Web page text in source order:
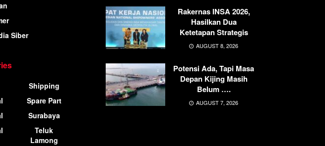
Siber
Shipping
Spare Part
Surabaya
Teluk
Lamong
Rakernas INSA 2026,
Hasilkan Dua
Ketetapan Strategis
AUGUST 8, 2026
Potensi Ada, Tapi Masa
Depan Kijing Masih
Belum ….
AUGUST 7, 2026